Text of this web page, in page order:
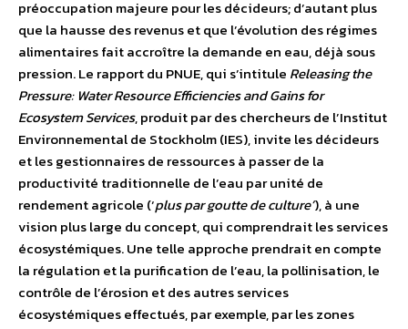
préoccupation majeure pour les décideurs; d’autant plus
que la hausse des revenus et que l’évolution des régimes
alimentaires fait accroître la demande en eau, déjà sous
pression. Le rapport du PNUE, qui s’intitule Releasing the
Pressure: Water Resource Efficiencies and Gains for
Ecosystem Services, produit par des chercheurs de l’Institut
Environnemental de Stockholm (IES), invite les décideurs
et les gestionnaires de ressources à passer de la
productivité traditionnelle de l’eau par unité de
rendement agricole (‘plus par goutte de culture’), à une
vision plus large du concept, qui comprendrait les services
écosystémiques. Une telle approche prendrait en compte
la régulation et la purification de l’eau, la pollinisation, le
contrôle de l’érosion et des autres services
écosystémiques effectués, par exemple, par les zones